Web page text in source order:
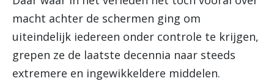
macht achter de schermen ging om
uiteindelijk iedereen onder controle te krijgen,
grepen ze de laatste decennia naar steeds
extremere en ingewikkeldere middelen.